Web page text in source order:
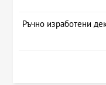
Ръчно изработени